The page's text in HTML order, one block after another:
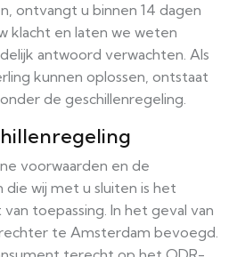
ontvangt u binnen 14 dagen
klacht en laten we weten
antwoord verwachten. Als
kunnen oplossen, ontstaat
de geschillenregeling.
voorwaarden en de
wij met u sluiten is het
toepassing. In het geval van
te Amsterdam bevoegd.